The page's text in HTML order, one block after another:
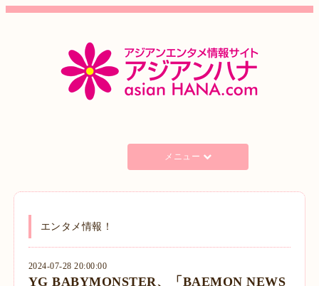
メニュー
エンタメ情報！
2024-07-28 20:00:00
YG BABYMONSTER、「BAEMON NEWS